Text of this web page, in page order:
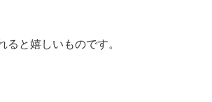
ると嬉しいものです。